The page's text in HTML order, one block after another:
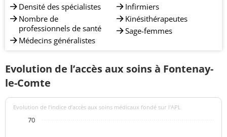
Densité des spécialistes
Nombre de
professionnels de santé
Médecins généralistes
Infirmiers
Kinésithérapeutes
Sage-femmes
Evolution de l’accès aux soins à Fontenay-
le-Comte
Evolution de l’indice d’accès aux soins médicaux fondé sur l'APL
70